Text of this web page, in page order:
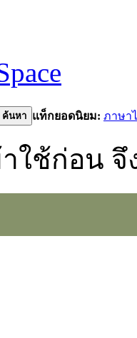
ค้นหา แท็กยอดนิยม: ภาษา
ใช้ก่อน จึ